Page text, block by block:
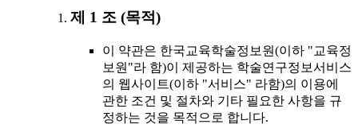
제 1 조 (목적)
이 약관은 한국교육학술정보원(이하 "교육정
보원"라 함)이 제공하는 학술연구정보서비스
의 웹사이트(이하 "서비스" 라함)의 이용에
관한 조건 및 절차와 기타 필요한 사항을 규
정하는 것을 목적으로 합니다.